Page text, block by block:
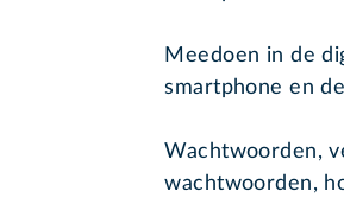
Meedoen in de
smartphone en
Wachtwoorden,
wachtwoorden,